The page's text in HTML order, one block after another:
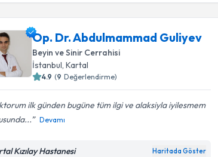
Op. Dr. Abdulmammad Guliyev
Beyin ve Sinir Cerrahisi
İstanbul , Kartal
4.9 (9 Değerlendirme)
ilk günden bugüne tüm ilgi ve alaksiyla iyilesmem
Devamı
Kızılay Hastanesi Haritada Göster